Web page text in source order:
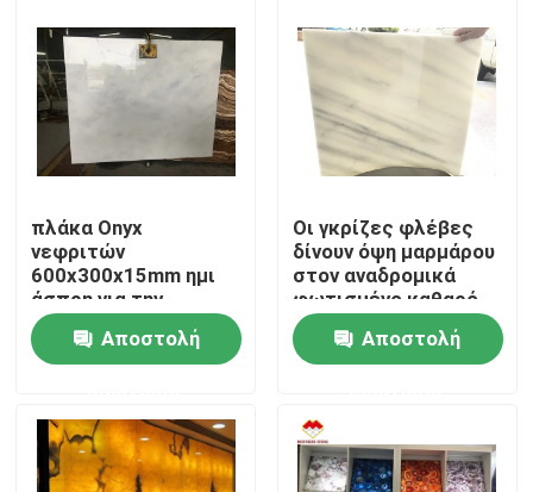
Σπίτι
Επαφές
πλάκα Onyx
νεφριτών
600x300x15mm ημι
άσπρη για την
εσωτερική
διακόσμησηΑποστολή
Οι γκρίζες φλέβες
δίνουν όψη μαρμάρου
στον αναδρομικά
φωτισμένο καθαρό
άσπρο νεφρίτη Onyx
Stone
Αποστολή